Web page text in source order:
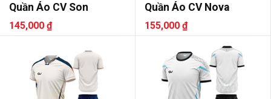
Quần Áo CV Son
145,000 ₫
Quần Áo CV Nova
155,000 ₫